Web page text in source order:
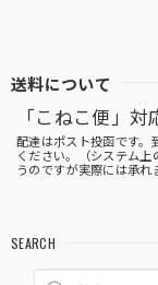
送料について
「こねこ便」対
配達はポスト投函です。
ください。（システム
うのですが実際には承れ
SEARCH